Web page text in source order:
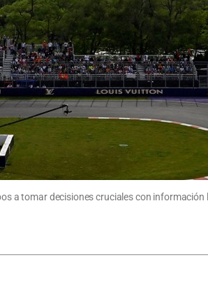
a tomar decisiones cruciales con